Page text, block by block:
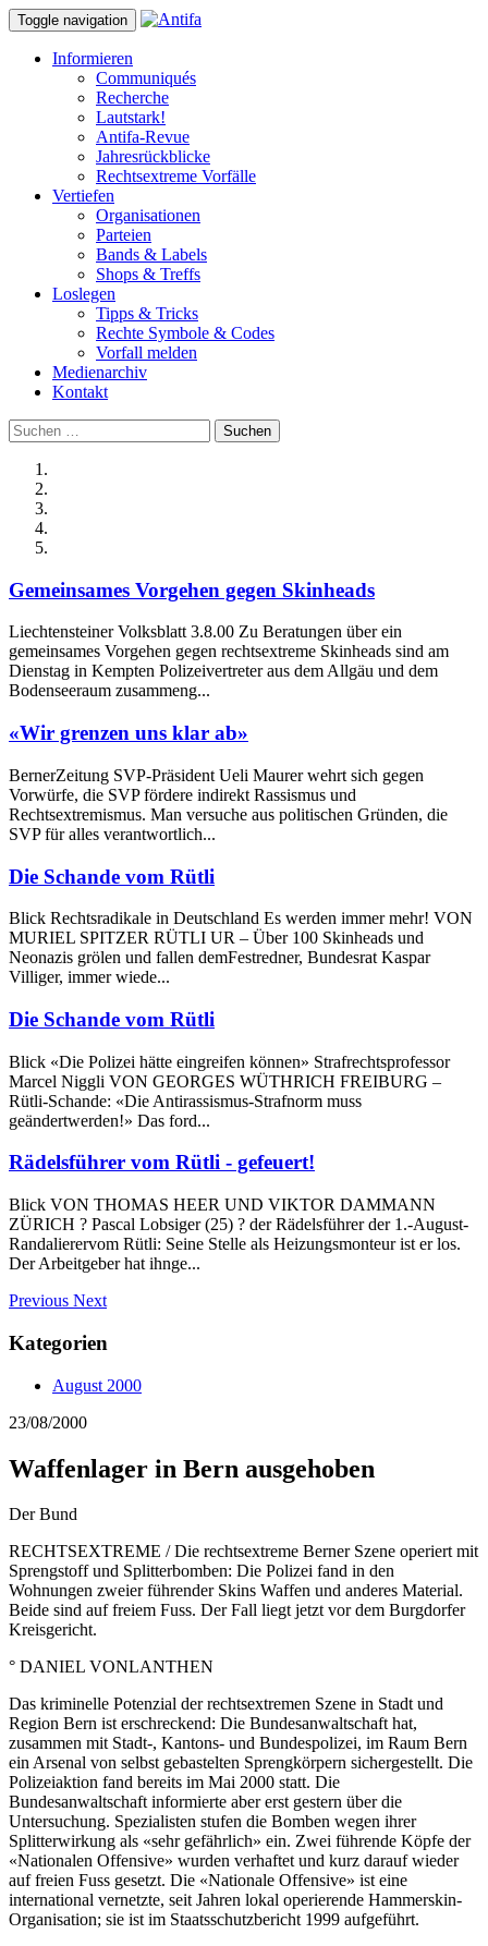
Toggle navigation
Informieren
Communiqués
Recherche
Lautstark!
Antifa-Revue
Jahresrückblicke
Rechtsextreme Vorfälle
Vertiefen
Organisationen
Parteien
Bands & Labels
Shops & Treffs
Loslegen
Tipps & Tricks
Rechte Symbole & Codes
Vorfall melden
Medienarchiv
Kontakt
Suchen
nach:
Gemeinsames Vorgehen gegen Skinheads
Liechtensteiner Volksblatt 3.8.00 Zu Beratungen über ein
gemeinsames Vorgehen gegen rechtsextreme Skinheads sind am
Dienstag in Kempten Polizeivertreter aus dem Allgäu und dem
Bodenseeraum zusammeng...
«Wir grenzen uns klar ab»
BernerZeitung SVP-Präsident Ueli Maurer wehrt sich gegen
Vorwürfe, die SVP fördere indirekt Rassismus und
Rechtsextremismus. Man versuche aus politischen Gründen, die
SVP für alles verantwortlich...
Die Schande vom Rütli
Blick Rechtsradikale in Deutschland Es werden immer mehr! VON
MURIEL SPITZER RÜTLI UR – Über 100 Skinheads und
Neonazis grölen und fallen demFestredner, Bundesrat Kaspar
Villiger, immer wiede...
Die Schande vom Rütli
Blick «Die Polizei hätte eingreifen können» Strafrechtsprofessor
Marcel Niggli VON GEORGES WÜTHRICH FREIBURG –
Rütli-Schande: «Die Antirassismus-Strafnorm muss
geändertwerden!» Das ford...
Rädelsführer vom Rütli - gefeuert!
Blick VON THOMAS HEER UND VIKTOR DAMMANN
ZÜRICH ? Pascal Lobsiger (25) ? der Rädelsführer der 1.-August-
Randalierervom Rütli: Seine Stelle als Heizungsmonteur ist er los.
Der Arbeitgeber hat ihnge...
Previous Next
Kategorien
August 2000
23/08/2000
Waffenlager in Bern ausgehoben
Der Bund
RECHTSEXTREME / Die rechtsextreme Berner Szene operiert mit
Sprengstoff und Splitterbomben: Die Polizei fand in den
Wohnungen zweier führender Skins Waffen und anderes Material.
Beide sind auf freiem Fuss. Der Fall liegt jetzt vor dem Burgdorfer
Kreisgericht.
° DANIEL VONLANTHEN
Das kriminelle Potenzial der rechtsextremen Szene in Stadt und
Region Bern ist erschreckend: Die Bundesanwaltschaft hat,
zusammen mit Stadt-, Kantons- und Bundespolizei, im Raum Bern
ein Arsenal von selbst gebastelten Sprengkörpern sichergestellt. Die
Polizeiaktion fand bereits im Mai 2000 statt. Die
Bundesanwaltschaft informierte aber erst gestern über die
Untersuchung. Spezialisten stufen die Bomben wegen ihrer
Splitterwirkung als «sehr gefährlich» ein. Zwei führende Köpfe der
«Nationalen Offensive» wurden verhaftet und kurz darauf wieder
auf freien Fuss gesetzt. Die «Nationale Offensive» ist eine
international vernetzte, seit Jahren lokal operierende Hammerskin-
Organisation; sie ist im Staatsschutzbericht 1999 aufgeführt.